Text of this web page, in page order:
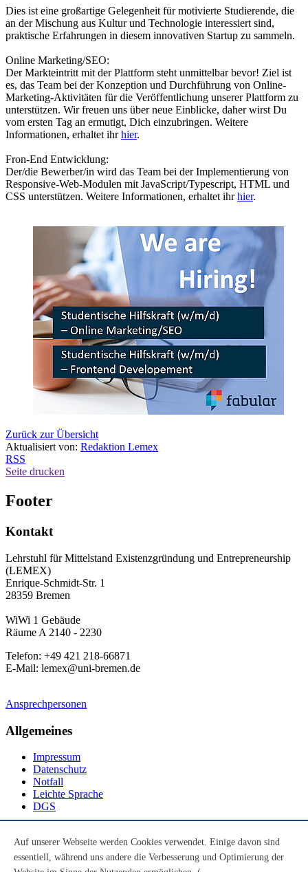
Dies ist eine großartige Gelegenheit für motivierte Studierende, die
an der Mischung aus Kultur und Technologie interessiert sind,
praktische Erfahrungen in diesem innovativen Startup zu sammeln.
Online Marketing/SEO:
Der Markteintritt mit der Plattform steht unmittelbar bevor! Ziel ist
es, das Team bei der Konzeption und Durchführung von Online-
Marketing-Aktivitäten für die Veröffentlichung unserer Plattform zu
unterstützen. Wir freuen uns über neue Einblicke, daher wirst Du
vom ersten Tag an ermutigt, Dich einzubringen. Weitere
Informationen, erhaltet ihrhier.
Fron-End Entwicklung:
Der/die Bewerber/in wird das Team bei der Implementierung von
Responsive-Web-Modulen mit JavaScript/Typescript, HTML und
CSS unterstützen. Weitere Informationen, erhaltet ihrhier.
Zurück zur Übersicht
Aktualisiert von: Redaktion Lemex
RSS
Seite drucken
Footer
Kontakt
Lehrstuhl für Mittelstand Existenzgründung und Entrepreneurship
(LEMEX)
Enrique-Schmidt-Str. 1
28359 Bremen
WiWi 1 Gebäude
Räume A 2140 - 2230
Telefon: +49 421 218-66871
E-Mail: lemex@uni-bremen.de
Ansprechpersonen
Allgemeines
Impressum
Datenschutz
Notfall
Leichte Sprache
DGS
Youtube
Auf unserer Webseite werden Cookies verwendet. Einige davon sind
essentiell, während uns andere die Verbesserung und Optimierung der